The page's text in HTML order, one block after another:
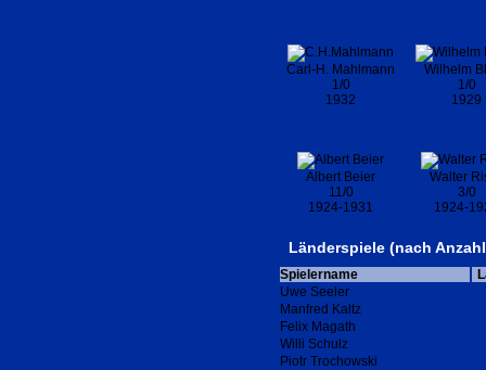
Carl-H. Mahlmann
1/0
1932
Wilhelm
1/0
1929
Albert Beier
11/0
1924-1931
Walter
3/0
1924-
Länderspiele (nach
Spielername
Uwe Seeler
Manfred Kaltz
Felix Magath
Willi Schulz
Piotr Trochowski